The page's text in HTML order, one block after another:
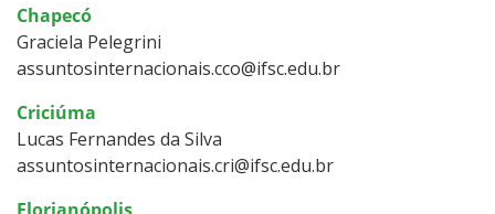
Chapecó
Graciela Pelegrini
assuntosinternacionais.cco@ifsc.edu.br
Criciúma
Lucas Fernandes da Silva
assuntosinternacionais.cri@ifsc.edu.br